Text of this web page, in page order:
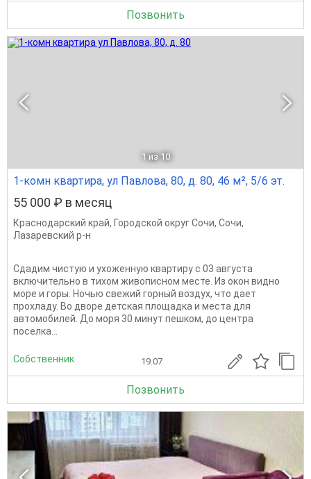
Позвонить
1 из 10
1-комн квартира, ул Павлова, 80, д. 80, 46 м², 5/6 эт.
55 000 ₽ в месяц
Краснодарский край, Городской округ Сочи, Сочи,
Лазаревский р-н
Сдадим чистую и ухоженную квартиру с 03 августа
включительно в тихом живописном месте. Из окон видно
море и горы. Ночью свежий горный воздух, что дает
прохладу. Во дворе детская площадка и места для
автомобилей. До моря 30 минут пешком, до центра
поселка...
Собственник 19.07
Позвонить